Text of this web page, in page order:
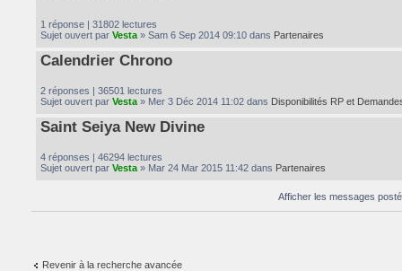
1 réponse | 31802 lectures
Sujet ouvert par Vesta » Sam 6 Sep 2014 09:10 dans Partenaires
Calendrier Chrono
2 réponses | 36501 lectures
Sujet ouvert par Vesta » Mer 3 Déc 2014 11:02 dans Disponibilités RP et
Saint Seiya New Divine
4 réponses | 46294 lectures
Sujet ouvert par Vesta » Mar 24 Mar 2015 11:42 dans Partenaires
Afficher les messages
Revenir à la recherche avancée